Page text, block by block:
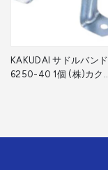
KAKUDAI サドルバンド
6250-40 1個 (株)カクダ